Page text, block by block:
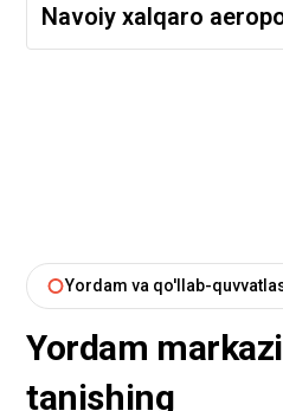
Navoiy xalqaro
shartnoma imzolandi
Yordam va qo'llab-
Yordam
tanishing